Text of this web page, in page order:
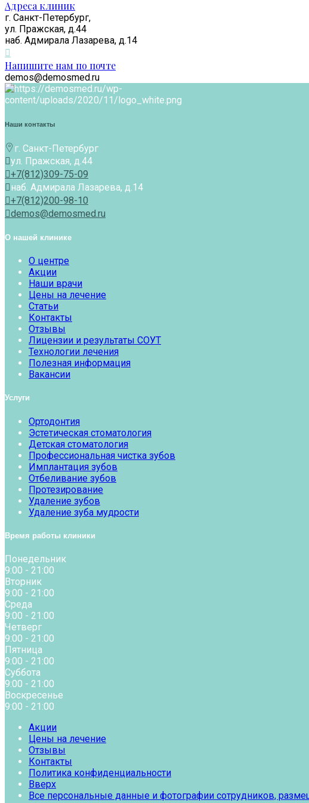
Адреса клиник
г. Санкт-Петербург,
ул. Пражская, д.44
наб. Адмирала Лазарева, д.14
Напишите нам по почте
demos@demosmed.ru
Наши контакты
г. Санкт-Петербург
ул. Пражская, д.44
+7(812)309-75-09
наб. Адмирала Лазарева, д.14
+7(812)200-98-10
demos@demosmed.ru
О нашей клинике
О центре
Акции
Наши врачи
Цены на лечение
Статьи
Контакты
Отзывы
Лицензии и результаты СОУТ
Технологии лечения
Полезная информация
Вакансии
Услуги
Ортодонтия
Эстетическая стоматология
Детская стоматология
Профессиональная чистка зубов
Имплантация зубов
Отбеливание зубов
Протезирование
Удаление зубов
Удаление зуба мудрости
Время работы клиники
Понедельник
9:00 - 21:00
Вторник
9:00 - 21:00
Среда
9:00 - 21:00
Четверг
9:00 - 21:00
Пятница
9:00 - 21:00
Суббота
9:00 - 21:00
Воскресенье
9:00 - 21:00
Акции
Цены на лечение
Отзывы
Контакты
Политика конфиденциальности
Вверх
Все персональные данные и фотографии сотрудников,